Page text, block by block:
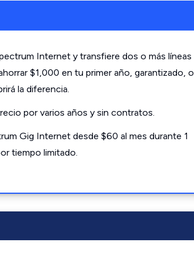
Internet y transfiere dos o más líneas
$1,000 en tu primer año, garantizado, o
la diferencia.
por varios años y sin contratos.
Gig Internet desde $60 al mes durante 1
tiempo limitado.